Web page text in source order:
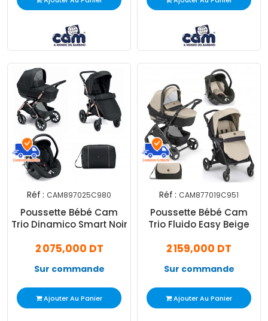
Réf : CAM897025C980
Poussette Bébé Cam
Trio Dinamico Smart Noir
2 075,000 DT
Sur commande
Ajouter Au Panier
Réf : CAM877019C951
Poussette Bébé Cam
Trio Fluido Easy Beige
2 159,000 DT
Sur commande
Ajouter Au Panier